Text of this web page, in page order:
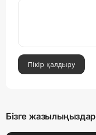
Пікір қалдыру
Бізге жазылыңыздар